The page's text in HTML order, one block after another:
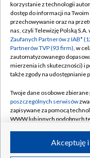
Abonament TVP
Emisja w TVP
Centrum informacji
Naziemna Telewizja
Rada Programowa
System NOS
Informacje o nadawcy
Program dla prasy
korzystanie z technologii
dostęp do informacji na
przechowywanie oraz na
nas, czyli Telewizję Polską
Zaufanych Partnerów z IAB*
Partnerów TVP (93 firm), w
zautomatyzowanego
mierzenia ich skuteczności) i
także zgody na udostępnianie
Twoje dane osobowe
poszczególnych serwisów
zapisywane za pomocą
WWW lub innych podobnych
ruchu w Internecie.Akceptuję